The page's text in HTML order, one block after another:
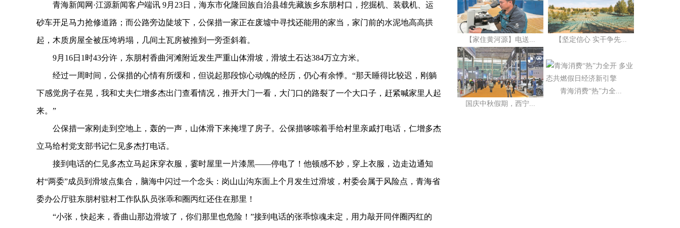
青海新闻网·江源新闻客户端讯 9月23日，海东市化隆回族自治县雄先藏族乡东朋村口，挖掘机、装载机、运
砂车开足马力抢修道路；而公路旁边陡坡下，公保措一家正在废墟中寻找还能用的家当，家门前的水泥地高高拱
起，木质房屋全被压垮坍塌，几间土瓦房被推到一旁歪斜着。
9月16日1时43分许，东朋村香曲河滩附近发生严重山体滑坡，滑坡土石达384万立方米。
经过一周时间，公保措的心情有所缓和，但说起那段惊心动魄的经历，仍心有余悸。“那天睡得比较迟，刚躺
下感觉房子在晃，我和丈夫仁增多杰出门查看情况，推开大门一看，大门口的路裂了一个大口子，赶紧喊家里人起
来。”
公保措一家刚走到空地上，轰的一声，山体滑下来掩埋了房子。公保措哆嗦着手给村里亲戚打电话，仁增多杰
立马给村党支部书记仁见多杰打电话。
接到电话的仁见多杰立马起床穿衣服，霎时屋里一片漆黑——停电了！他顿感不妙，穿上衣服，边走边通知
村“两委”成员到滑坡点集合，脑海中闪过一个念头：岗山山沟东面上个月发生过滑坡，村委会属于风险点，青海省
委办公厅驻东朋村驻村工作队队员张乖和圈丙红还住在那里！
“小张，快起来，香曲山那边滑坡了，你们那里也危险！”接到电话的张乖惊魂未定，用力敲开同伴圈丙红的
【家住黄河源】电送... 【坚定信心 实干争先...
国庆中秋假期，西宁...
青海消费“热”力全...